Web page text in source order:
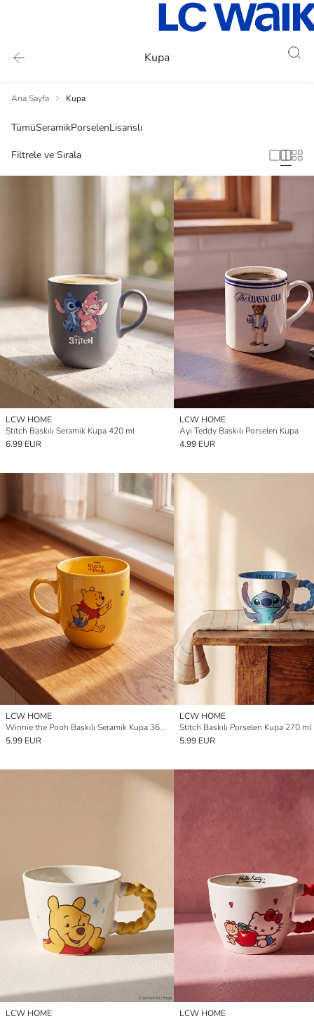
Kupa
Ana Sayfa Kupa
TümüSeramikPorselenLisanslı
Filtrele ve Sırala
LCW HOME
Stitch Baskılı Seramik Kupa 420 ml
6.99 EUR
LCW HOME
Ayı Teddy Baskılı Porselen Kupa
4.99 EUR
LCW HOME
Winnie the Pooh Baskılı Seramik Kupa 365 ml
5.99 EUR
LCW HOME
Stitch Baskılı Porselen Kupa 270 ml
5.99 EUR
LCW HOME
LCW HOME